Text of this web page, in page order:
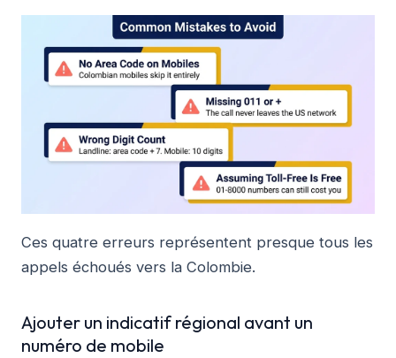
Ces quatre erreurs représentent presque tous les
appels échoués vers la Colombie.
Ajouter un indicatif régional avant un
numéro de mobile